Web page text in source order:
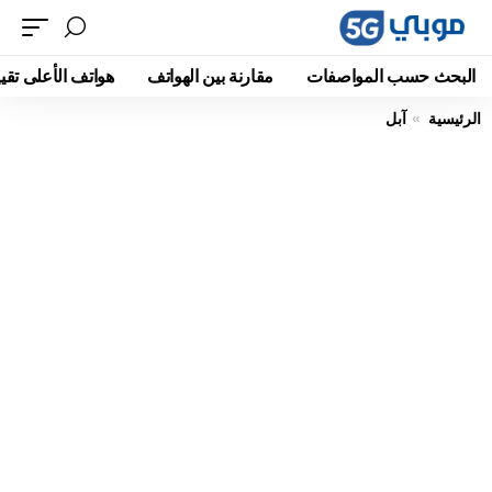
البحث حسب المواصفات مقارنة بين الهواتف هواتف الأعلى
الرئيسية آبل